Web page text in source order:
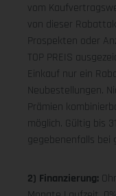
vom
von dieser
Prospekten oder
TOP PREIS
Einkauf nur ein
Neubestellungen.
Prämien
möglich. Gültig bis
gegebenenfalls bei
2) Finanzierung: